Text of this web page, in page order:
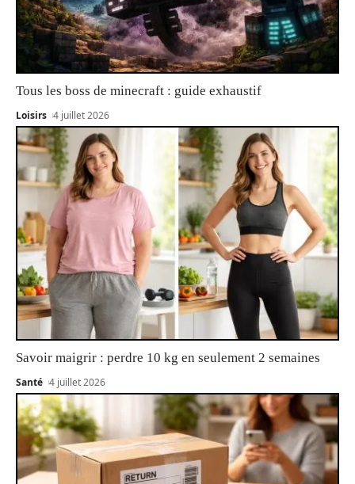
Tous les boss de minecraft : guide exhaustif
Loisirs 4 juillet 2026
Savoir maigrir : perdre 10 kg en seulement 2 semaines
Santé 4 juillet 2026